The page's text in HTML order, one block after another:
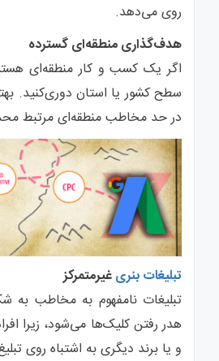
روی می‌دهد.
هدف‌گذاری منطقه‌ای گسترده
اگر یک کسب ‌و کار منطقه‌ای
سطح کشور یا استان دوری‌کنید.
در حد مخاطب منطقه‌ای مرتبط
تبلیغات بنریغیرمتمرکز
تبلیغات نامفهوم به مخاطب به‌
هدر رفتن کلیک‌ها می‌شود، زیرا
و یا برند دیگری به ‌اشتباه روی